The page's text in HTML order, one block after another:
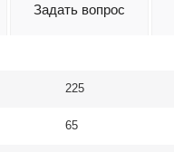
Задать вопрос
225
65